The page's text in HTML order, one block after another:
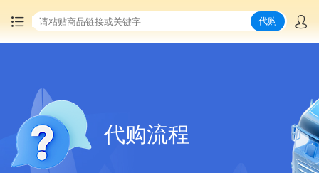
中国商品代购
集运服务
代购
代购流程